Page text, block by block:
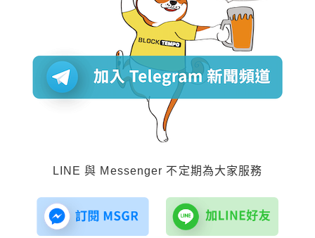
LINE 與 Messenger 不定期為大家服務